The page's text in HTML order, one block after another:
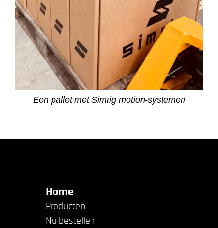
Een pallet met Simrig motion-systemen
Home
Producten
Nu bestellen